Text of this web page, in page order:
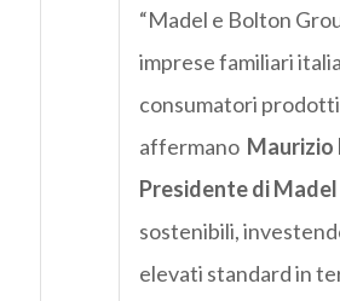
“Madel e Bolton
imprese familiari
consumatori
affermano Maurizio
Presidente di Madel
sostenibili,
elevati standard in